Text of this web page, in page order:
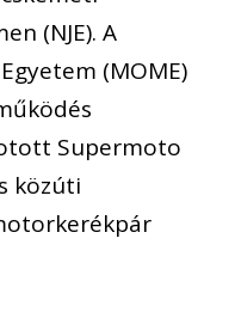
(NJE). A
(MOME)
Supermoto
közúti